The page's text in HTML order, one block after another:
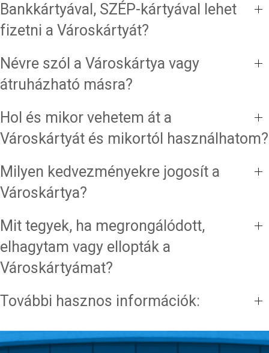
Bankkártyával, SZÉP-kártyával lehet
fizetni a Városkártyát?
Névre szól a Városkártya vagy
átruházható másra?
Hol és mikor vehetem át a
Városkártyát és mikortól használhatom?
Milyen kedvezményekre jogosít a
Városkártya?
Mit tegyek, ha megrongálódott,
elhagytam vagy ellopták a
Városkártyámat?
További hasznos információk: